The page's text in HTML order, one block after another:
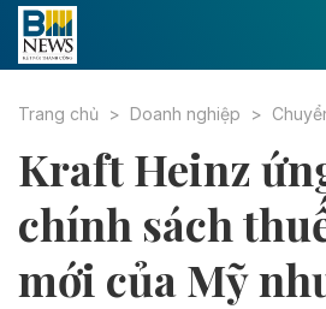
Trang chủ Doanh nghiệp
Kraft Heinz
chính sách
mới của Mỹ